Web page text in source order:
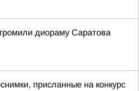
диораму Саратова
присланные на конкурс